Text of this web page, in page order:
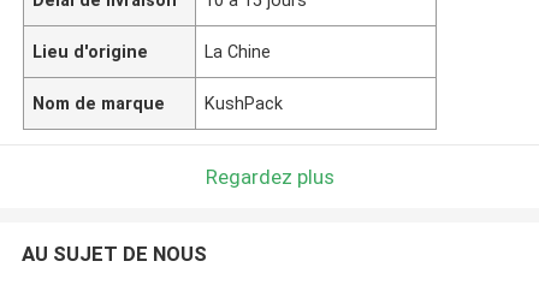
Lieu d'origine La Chine
Nom de marque KushPack
Regardez plus
AU SUJET DE NOUS